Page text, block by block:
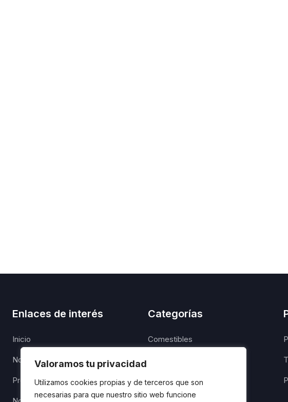
Valoramos tu privacidad
Utilizamos cookies propias y de terceros que son
necesarias para que nuestro sitio web funcione
Enlaces de interés
Inicio
Nosotros
Productos
Categorías
Comestibles
Enlatados